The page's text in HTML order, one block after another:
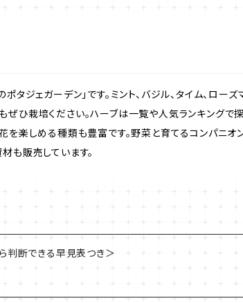
タジェガーデン」です。ミント、バジル、タイム、ロ
ひ栽培ください。ハーブは一覧や人気ランキングで探
を楽しめる種類も豊富です。野菜と育てるコンパニ
も販売しています。
判断できる早見表つき＞